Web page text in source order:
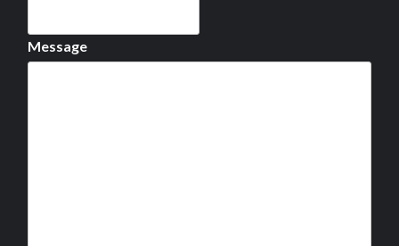
Message